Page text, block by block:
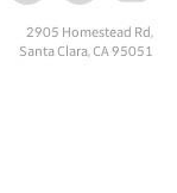
2905 Homestead Rd,
Santa Clara, CA 95051